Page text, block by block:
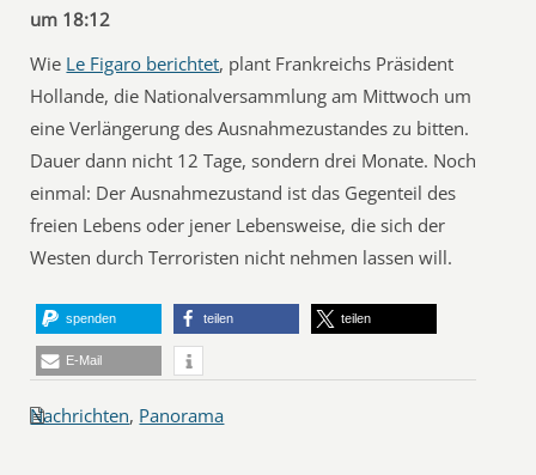
um 18:12
Wie Le Figaro berichtet, plant Frankreichs Präsident
Hollande, die Nationalversammlung am Mittwoch um
eine Verlängerung des Ausnahmezustandes zu bitten.
Dauer dann nicht 12 Tage, sondern drei Monate. Noch
einmal: Der Ausnahmezustand ist das Gegenteil des
freien Lebens oder jener Lebensweise, die sich der
Westen durch Terroristen nicht nehmen lassen will.
spenden teilen teilen
E-Mail
Nachrichten, Panorama